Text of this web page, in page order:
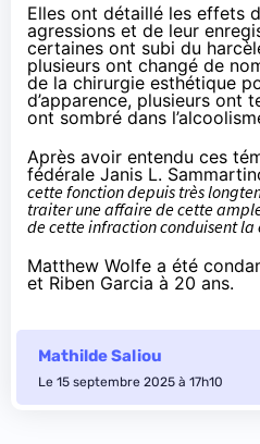
Elles ont détaillé les effets
agressions et de leur
certaines ont subi du
plusieurs ont changé de
de la chirurgie esthétique
d’apparence, plusieurs ont
ont sombré dans
Après avoir entendu ces
fédérale Janis L.
cette fonction depuis très
traiter une affaire de cette
de cette infraction conduisent la
Matthew Wolfe a été
et Riben Garcia à 20 ans.
Mathilde Saliou
Le 15 septembre 2025 à 17h10